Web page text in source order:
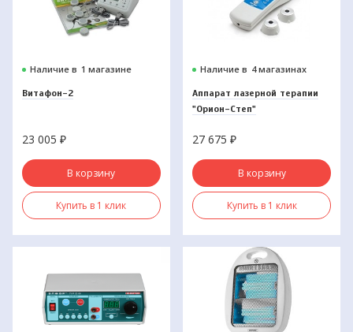
Наличие в 1 магазине
Витафон-2
23 005 ₽
В корзину
Купить в 1 клик
Наличие в 4 магазинах
Аппарат лазерной терапии
"Орион-Степ"
27 675₽
В корзину
Купить в 1 клик